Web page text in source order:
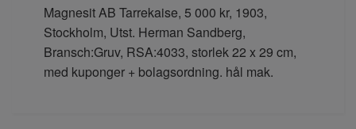
Magnesit AB Tarrekaise, 5 000 kr, 1903,
Stockholm, Utst. Herman Sandberg,
Bransch:Gruv, RSA:4033, storlek 22 x 29 cm,
med kuponger + bolagsordning. hål mak.